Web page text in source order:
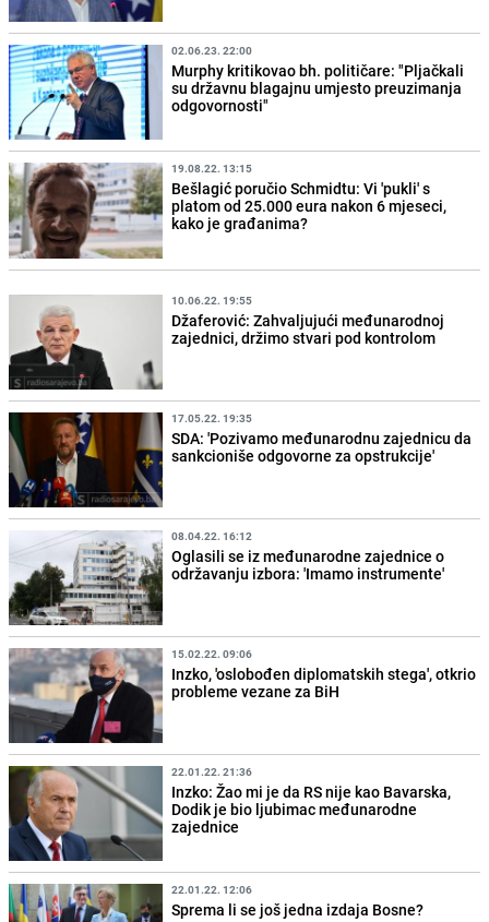
02.06.23. 22:00
Murphy kritikovao bh. političare: "Pljačkali
su državnu blagajnu umjesto preuzimanja
odgovornosti"
19.08.22. 13:15
Bešlagić poručio Schmidtu: Vi 'pukli' s
platom od 25.000 eura nakon 6 mjeseci,
kako je građanima?
10.06.22. 19:55
Džaferović: Zahvaljujući međunarodnoj
zajednici, držimo stvari pod kontrolom
17.05.22. 19:35
SDA: 'Pozivamo međunarodnu zajednicu da
sankcioniše odgovorne za opstrukcije'
08.04.22. 16:12
Oglasili se iz međunarodne zajednice o
održavanju izbora: 'Imamo instrumente'
15.02.22. 09:06
Inzko, 'oslobođen diplomatskih stega', otkrio
probleme vezane za BiH
22.01.22. 21:36
Inzko: Žao mi je da RS nije kao Bavarska,
Dodik je bio ljubimac međunarodne
zajednice
22.01.22. 12:06
Sprema li se još jedna izdaja Bosne?